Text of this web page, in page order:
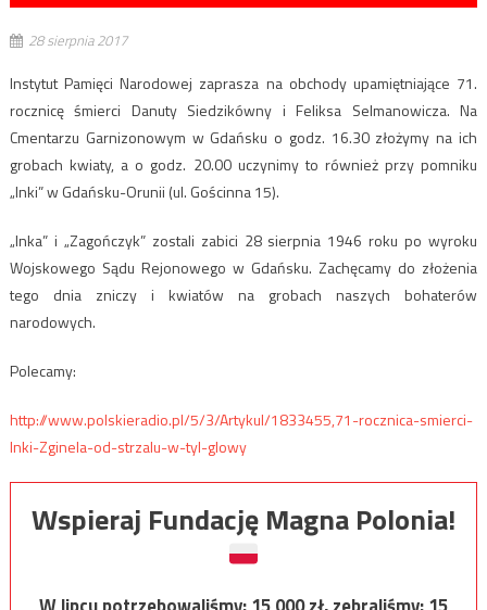
28 sierpnia 2017
Instytut Pamięci Narodowej zaprasza na obchody upamiętniające 71.
rocznicę śmierci Danuty Siedzikówny i Feliksa Selmanowicza. Na
Cmentarzu Garnizonowym w Gdańsku o godz. 16.30 złożymy na ich
grobach kwiaty, a o godz. 20.00 uczynimy to również przy pomniku
„Inki” w Gdańsku-Orunii (ul. Gościnna 15).
„Inka” i „Zagończyk” zostali zabici 28 sierpnia 1946 roku po wyroku
Wojskowego Sądu Rejonowego w Gdańsku. Zachęcamy do złożenia
tego dnia zniczy i kwiatów na grobach naszych bohaterów
narodowych.
Polecamy:
http://www.polskieradio.pl/5/3/Artykul/1833455,71-rocznica-smierci-
Inki-Zginela-od-strzalu-w-tyl-glowy
Wspieraj Fundację Magna Polonia!